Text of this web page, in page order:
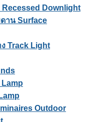
Downlight
าน Surface
Track Light
Outdoor